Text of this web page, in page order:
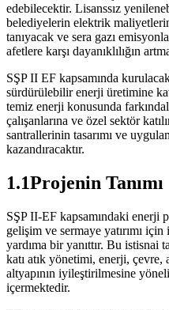
edebilecektir. Lisanssız
belediyelerin elektrik
tanıyacak ve sera gazı
afetlere karşı dayanıklılığın
SŞP II EF kapsamında
sürdürülebilir enerji üretimine
temiz enerji konusunda
çalışanlarına ve özel sektör
santrallerinin tasarımı ve
kazandıracaktır.
1.1Projenin Tanımı
SŞP II-EF kapsamındaki enerji
gelişim ve sermaye yatırımı
yardıma bir yanıttır. Bu istisnai
katı atık yönetimi, enerji,
altyapının iyileştirilmesine
içermektedir.